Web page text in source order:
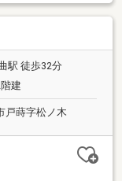
駅 徒歩32分
建
戸蒔字松ノ木